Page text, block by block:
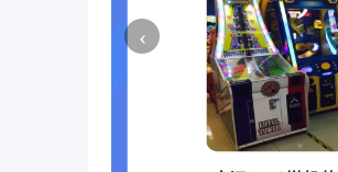
‹